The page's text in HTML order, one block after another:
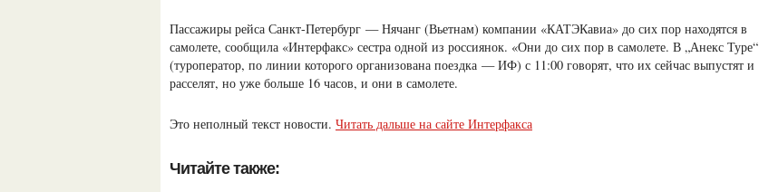
Пассажиры рейса Санкт-Петербург — Нячанг (Вьетнам) компании «КАТЭКавиа» до сих пор находятся в
самолете, сообщила «Интерфакс» сестра одной из россиянок. «Они до сих пор в самолете. В „Анекс Туре“
(туроператор, по линии которого организована поездка — ИФ) с 11:00 говорят, что их сейчас выпустят и
расселят, но уже больше 16 часов, и они в самолете.
Это неполный текст новости. Читать дальше на сайте Интерфакса
Читайте также: